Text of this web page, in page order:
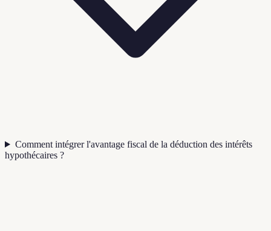
Comment intégrer l'avantage fiscal de la déduction des intérêts
hypothécaires ?